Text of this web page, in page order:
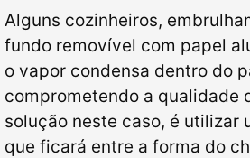
Alguns cozinheiros,
fundo removível com papel
o vapor condensa dentro do
comprometendo a qualidade
solução neste caso, é utilizar
que ficará entre a forma do